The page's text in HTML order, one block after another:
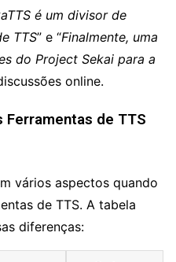
é um divisor de
TTS” e “Finalmente, uma
do Project Sekai para a
online.
Ferramentas de TTS
vários aspectos quando
de TTS. A tabela
diferenças: